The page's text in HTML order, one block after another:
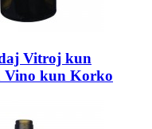
Vitroj kun
Vino kun Korko